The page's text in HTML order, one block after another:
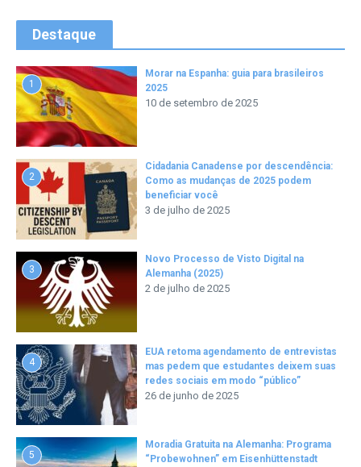
Destaque
1
Morar na Espanha: guia para brasileiros
2025
10 de setembro de 2025
2
Cidadania Canadense por descendência:
Como as mudanças de 2025 podem
beneficiar você
3 de julho de 2025
3
Novo Processo de Visto Digital na
Alemanha (2025)
2 de julho de 2025
4
EUA retoma agendamento de entrevistas
mas pedem que estudantes deixem suas
redes sociais em modo “público”
26 de junho de 2025
5
Moradia Gratuita na Alemanha: Programa
“Probewohnen” em Eisenhüttenstadt